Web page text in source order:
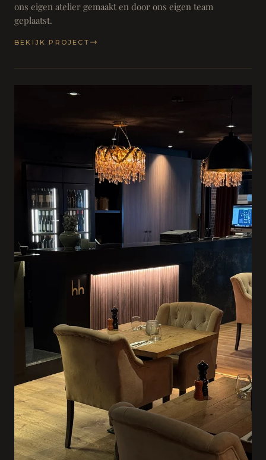
ons eigen atelier gemaakt en door ons eigen team
geplaatst.
BEKIJK PROJECT